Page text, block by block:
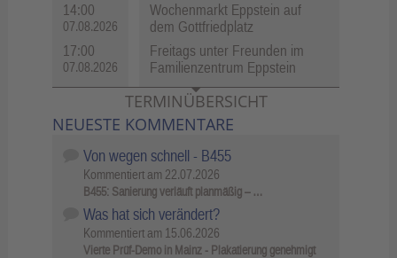
14:00
07.08.2026
Wochenmarkt Eppstein auf
dem Gottfriedplatz
17:00
07.08.2026
Freitags unter Freunden im
Familienzentrum Eppstein
TERMINÜBERSICHT
NEUESTE KOMMENTARE
Von wegen schnell - B455
Kommentiert am 22.07.2026
B455: Sanierung verläuft planmäßig – …
Was hat sich verändert?
Kommentiert am 15.06.2026
Vierte Prüf-Demo in Mainz - Plakatierung genehmigt